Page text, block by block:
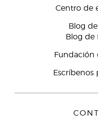
Centro de
Blog
Blog de
Fundación
Escríbenos